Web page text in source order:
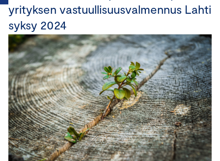
yrityksen vastuullisuusvalmennus Lahti
syksy 2024